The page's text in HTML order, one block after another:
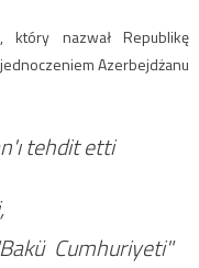
który nazwał Republikę
Azerbejdżanu
tehdit etti
Cumhuriyeti"